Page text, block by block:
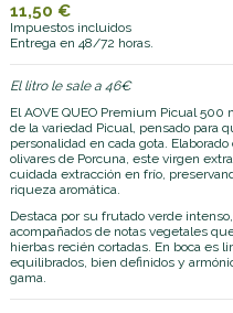
11,50 €
Impuestos incluidos
Entrega en 48/72 horas.
El litro le sale a 46€
El AOVE QUEO Premium Picual
de la variedad Picual, pensado para
personalidad en cada gota.
olivares de Porcuna, este virgen
cuidada extracción en frío,
riqueza aromática.
Destaca por su frutado verde
acompañados de notas vegetales
hierbas recién cortadas. En boca es
equilibrados, bien definidos y
gama.